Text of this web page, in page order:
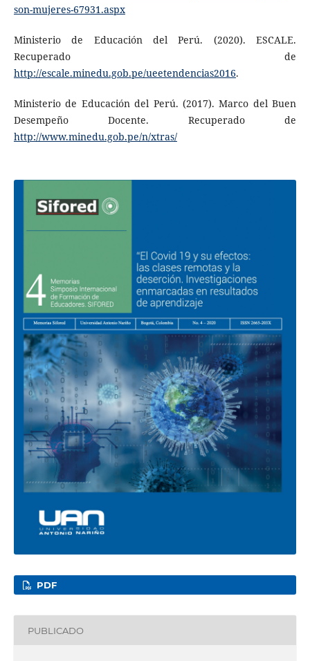
son-mujeres-67931.aspx
Ministerio de Educación del Perú. (2020). ESCALE.
Recuperado de
http://escale.minedu.gob.pe/ueetendencias2016.
Ministerio de Educación del Perú. (2017). Marco del Buen
Desempeño Docente. Recuperado de
http://www.minedu.gob.pe/n/xtras/
PDF
PUBLICADO